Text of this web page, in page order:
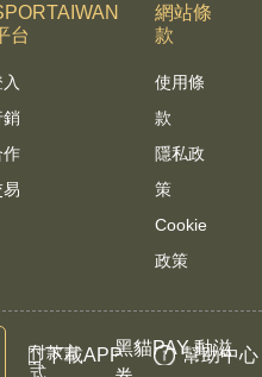
台
銷
作
網站條
款
使用條
款
隱私政
策
Cookie
政策
付款方
式
黑貓PAY 動滋
下載APP 幫助中心